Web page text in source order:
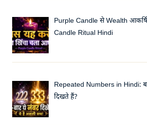
Purple Candle से Wealth
Candle Ritual Hindi
Repeated Numbers in Hindi:
दिखते हैं?